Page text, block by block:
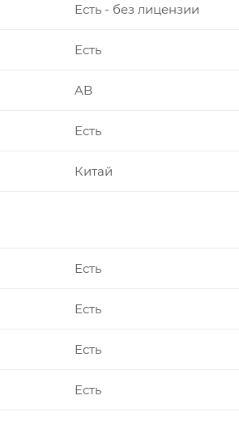
Есть - без лицензии
Есть
AB
Есть
Китай
Есть
Есть
Есть
Есть